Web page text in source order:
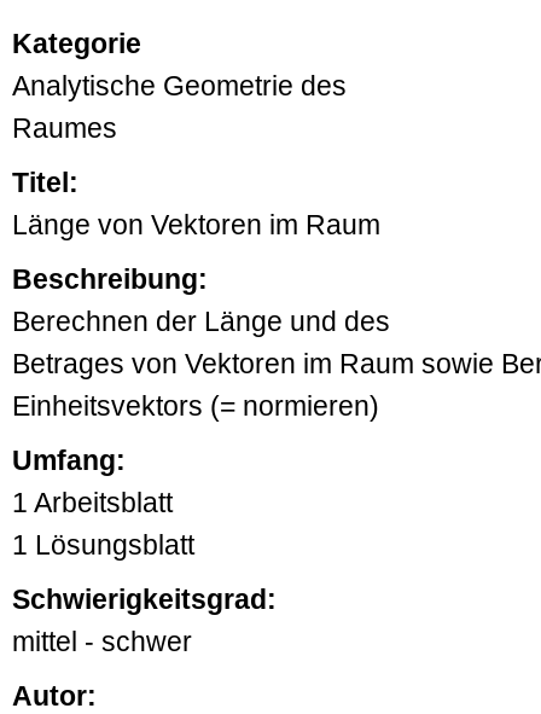
Kategorie
Analytische Geometrie des
Raumes
Titel:
Länge von Vektoren im Raum
Beschreibung:
Berechnen der Länge und des
Betrages von Vektoren im Raum sowie
Einheitsvektors (= normieren)
Umfang:
1 Arbeitsblatt
1 Lösungsblatt
Schwierigkeitsgrad:
mittel - schwer
Autor: